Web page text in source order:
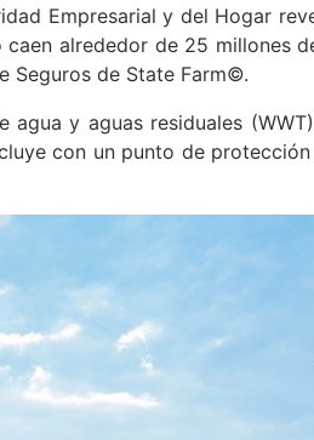
Empresarial y del Hogar
alrededor de 25 millones
Seguros de State Farm©.
y aguas residuales
con un punto de